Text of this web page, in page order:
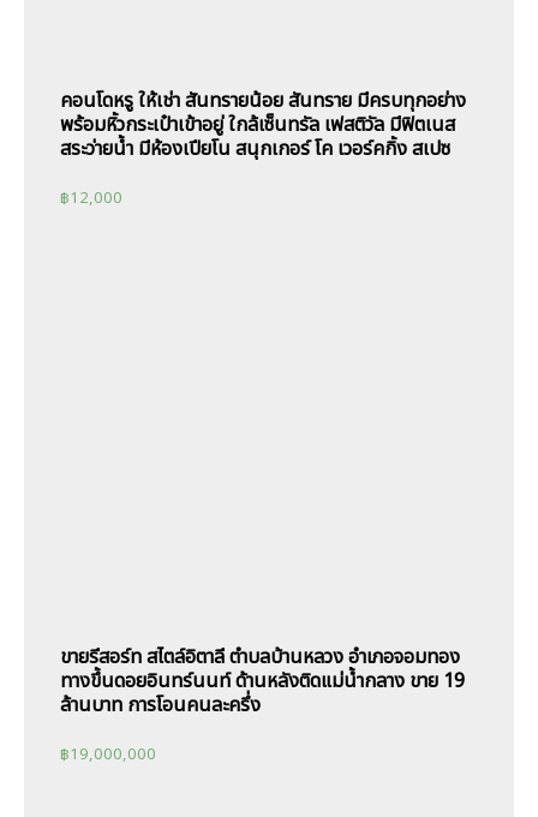
คอนโดหรู ให้เช่า สันทรายน้อย สันทราย มีครบทุกอย่าง
พร้อมหิ้วกระเป๋าเข้าอยู่ ใกล้เซ็นทรัล เฟสติวัล มีฟิตเนส
สระว่ายน้ำ มีห้องเปียโน สนุกเกอร์ โค เวอร์คกิ้ง สเปซ
฿12,000
ขายรีสอร์ท สไตล์อิตาลี ตำบลบ้านหลวง อำเภอจอมทอง
ทางขึ้นดอยอินทร์นนท์ ด้านหลังติดแม่น้ำกลาง ขาย 19
ล้านบาท การโอนคนละครึ่ง
฿19,000,000